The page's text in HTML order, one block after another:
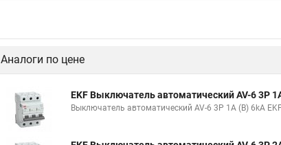
Аналоги по цене
EKF Выключатель автоматический AV-6 3P
Выключатель автоматический AV-6 3P 1A (B) 6kA EKF